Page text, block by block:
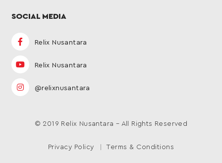
SOCIAL MEDIA
Relix Nusantara
Relix Nusantara
@relixnusantara
© 2019 Relix Nusantara – All Rights Reserved
Privacy Policy Terms & Conditions